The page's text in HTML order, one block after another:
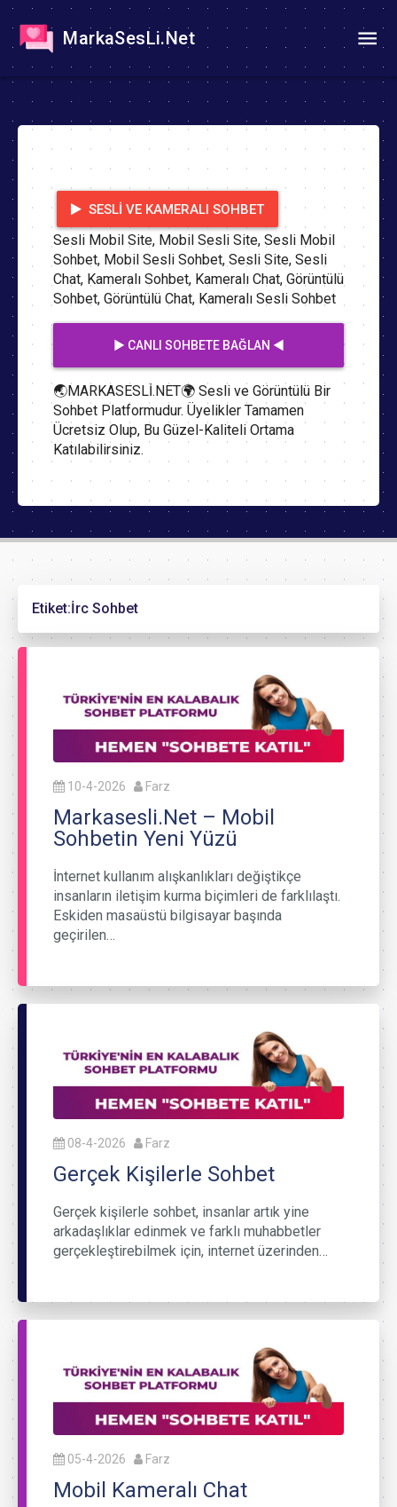
MarkaSesLi.Net
SESLI VE KAMERALI SOHBET
Sesli Mobil Site, Mobil Sesli Site, Sesli Mobil
Sohbet, Mobil Sesli Sohbet, Sesli Site, Sesli
Chat, Kameralı Sohbet, Kameralı Chat, Görüntülü
Sohbet, Görüntülü Chat, Kameralı Sesli Sohbet
▶️ CANLI SOHBETE BAĞLAN ◀️
🌏MARKASESLİ.NET🌍 Sesli ve Görüntülü Bir
Sohbet Platformudur. Üyelikler Tamamen
Ücretsiz Olup, Bu Güzel-Kaliteli Ortama
Katılabilirsiniz.
Etiket:İrc Sohbet
10-4-2026 Farz
Markasesli.Net – Mobil
Sohbetin Yeni Yüzü
İnternet kullanım alışkanlıkları değiştikçe
insanların iletişim kurma biçimleri de farklılaştı.
Eskiden masaüstü bilgisayar başında
geçirilen…
08-4-2026 Farz
Gerçek Kişilerle Sohbet
Gerçek kişilerle sohbet, insanlar artık yine
arkadaşlıklar edinmek ve farklı muhabbetler
gerçekleştirebilmek için, internet üzerinden…
05-4-2026 Farz
Mobil Kameralı Chat